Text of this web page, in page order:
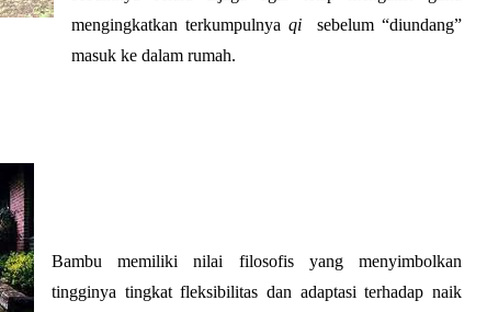
mengingkatkan terkumpulnya qi
sebelum “diundang”
masuk ke dalam rumah.
Bambu memiliki nilai filosofis yang menyimbolkan
tingginya tingkat fleksibilitas dan adaptasi terhadap naik